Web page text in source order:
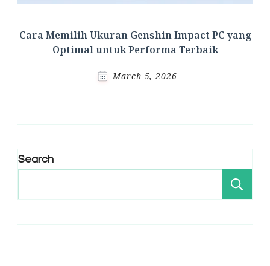
Cara Memilih Ukuran Genshin Impact PC yang
Optimal untuk Performa Terbaik
March 5, 2026
Search